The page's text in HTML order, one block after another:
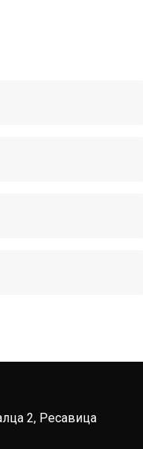
2, Ресавица